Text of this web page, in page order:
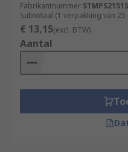
Fabrikantnummer
Subtotaal (1 verpakking van 25
€ 13,15(excl. BTW)
Aantal